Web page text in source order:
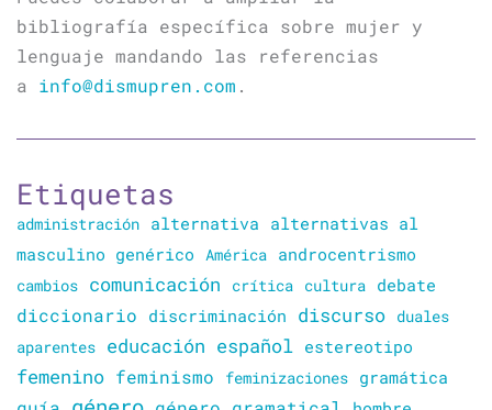
bibliografía específica sobre mujer y
lenguaje mandando las referencias
a info@dismupren.com .
Etiquetas
administración alternativa alternativas al
masculino genérico América androcentrismo
cambios comunicación crítica cultura debate
diccionario discriminación discurso duales
aparentes educación español estereotipo
femenino feminismo feminizaciones gramática